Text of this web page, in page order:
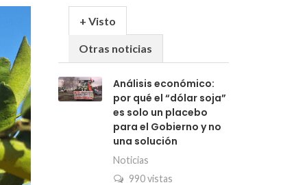
+ Visto
Otras noticias
Análisis económico:
por qué el “dólar soja”
es solo un placebo
para el Gobierno y no
una solución
Noticias
990 vistas